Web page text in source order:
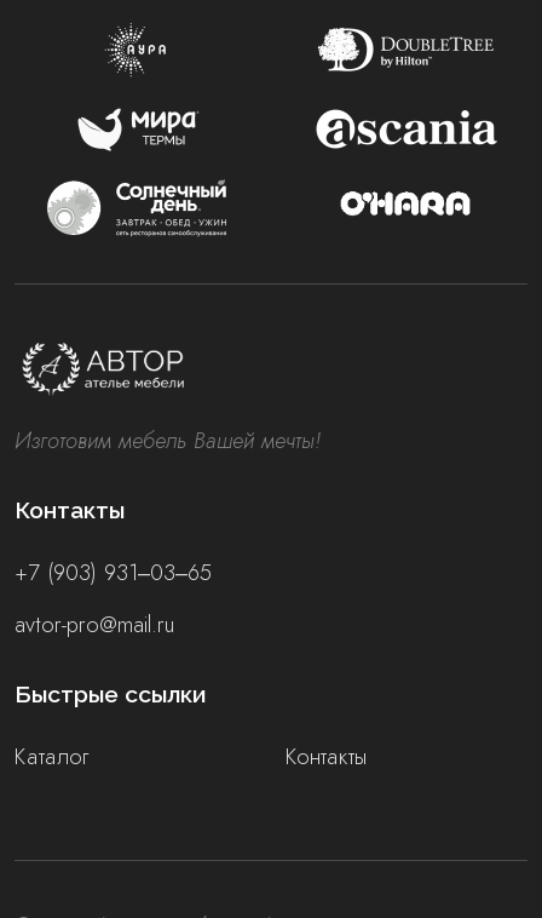
Изготовим мебель Вашей мечты!
Контакты
+7 (903) 931‒03‒65
avtor-pro@mail.ru
Быстрые ссылки
Каталог Контакты